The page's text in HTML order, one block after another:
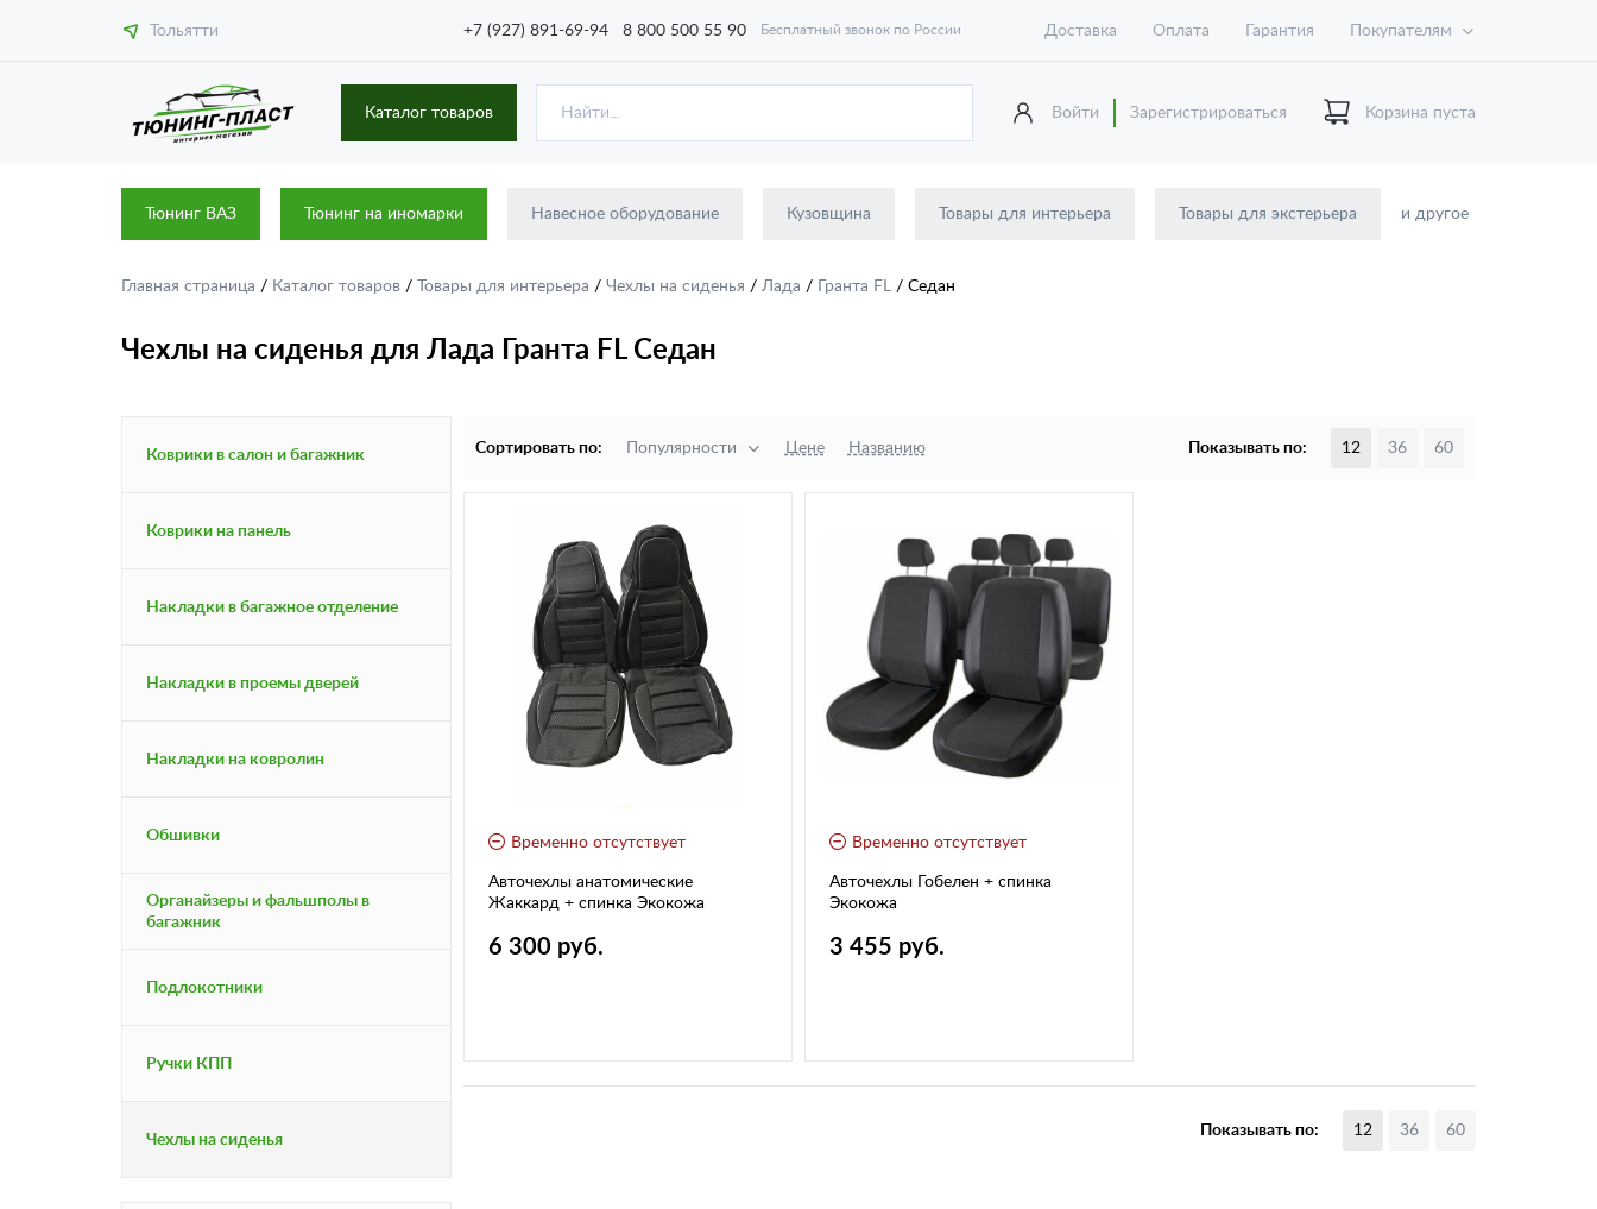
Тольятти +7 (927) 891-69-94 8 800 500 55 90 Бесплатный звонок по России Доставка Оплата Гарантия Покупателям
Каталог товаров Войти Зарегистрироваться Корзина пуста
Тюнинг ВАЗ Тюнинг на иномарки Навесное оборудование Кузовщина Товары для интерьера Товары для экстерьера и другое
Главная страница / Каталог товаров / Товары для интерьера / Чехлы на сиденья / Лада / Гранта FL / Cедан
Чехлы на сиденья для Лада Гранта FL Cедан
Коврики в салон и багажник
Коврики на панель
Накладки в багажное отделение
Накладки в проемы дверей
Накладки на ковролин
Обшивки
Органайзеры и фальшполы в
багажник
Подлокотники
Ручки КПП
Чехлы на сиденья
Сортировать по: Популярности Цене Названию Показывать по: 12 36 60
Временно отсутствует
Авточехлы анатомические
Жаккард + спинка Экокожа
6 300 руб.
Временно отсутствует
Авточехлы Гобелен + спинка
Экокожа
3 455 руб.
Показывать по: 12 36 60